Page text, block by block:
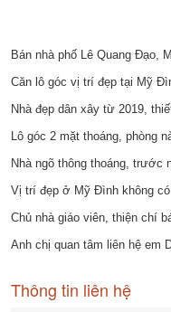
Bán nhà phố Lê Quang Đạo,
Căn lô góc vị trí đẹp tại Mỹ
Nhà đẹp dân xây từ 2019,
Lô góc 2 mặt thoáng, phòng
Nhà ngõ thông thoáng, trước
Vị trí đẹp ở Mỹ Đình không
Chủ nhà giáo viên, thiện chí
Anh chị quan tâm liên hệ em
Thông tin liên hệ